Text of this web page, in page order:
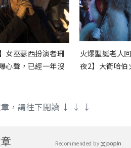
女巫瑟西扮演者珊
心聲，已經一年沒
火爆聖誕老人
夜2】大衛哈伯
，請往下閱讀 ↓ ↓ ↓
Recommended by